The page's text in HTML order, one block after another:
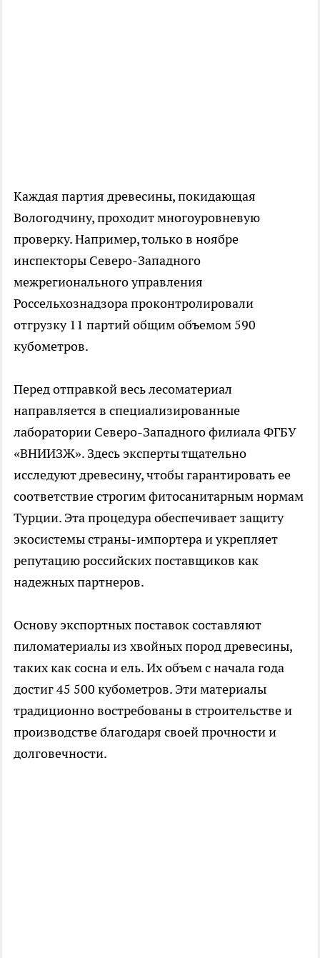
Каждая партия древесины, покидающая
Вологодчину, проходит многоуровневую
проверку. Например, только в ноябре
инспекторы Северо-Западного
межрегионального управления
Россельхознадзора проконтролировали
отгрузку 11 партий общим объемом 590
кубометров.
Перед отправкой весь лесоматериал
направляется в специализированные
лаборатории Северо-Западного филиала ФГБУ
«ВНИИЗЖ». Здесь эксперты тщательно
исследуют древесину, чтобы гарантировать ее
соответствие строгим фитосанитарным нормам
Турции. Эта процедура обеспечивает защиту
экосистемы страны-импортера и укрепляет
репутацию российских поставщиков как
надежных партнеров.
Основу экспортных поставок составляют
пиломатериалы из хвойных пород древесины,
таких как сосна и ель. Их объем с начала года
достиг 45 500 кубометров. Эти материалы
традиционно востребованы в строительстве и
производстве благодаря своей прочности и
долговечности.